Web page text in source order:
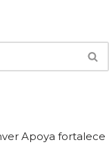
Apoya fortalece